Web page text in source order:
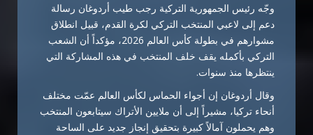
وجّه رئيس الجمهورية التركية رجب طيب أردوغان رسالة
دعم إلى لاعبي المنتخب التركي لكرة القدم، قبيل انطلاق
مشوارهم في بطولة كأس العالم 2026، مؤكداً أن الشعب
التركي بأكمله يقف خلف المنتخب في هذه المشاركة التي
ينتظرها منذ سنوات.
وقال أردوغان إن أجواء الحماس لكأس العالم عمّت مختلف
أنحاء تركيا، مشيراً إلى أن ملايين الأتراك سيتابعون المنتخب
وهم يحملون آمالاً كبيرة بتحقيق إنجاز جديد على الساحة